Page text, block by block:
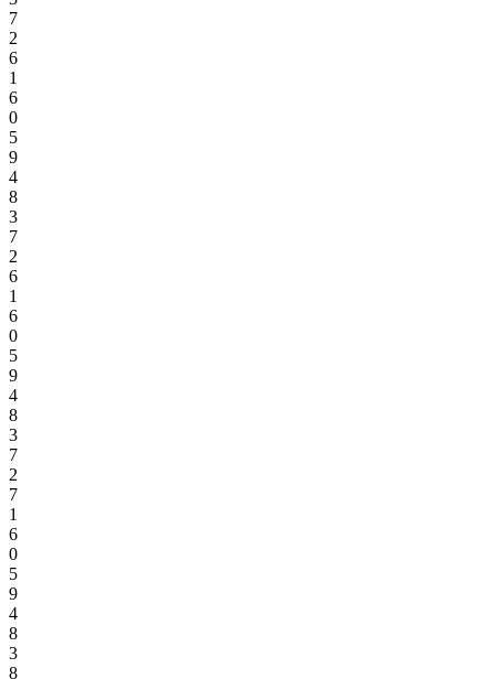
7
2
6
1
6
0
5
9
4
8
3
7
2
6
1
6
0
5
9
4
8
3
7
2
7
1
6
0
5
9
4
8
3
8